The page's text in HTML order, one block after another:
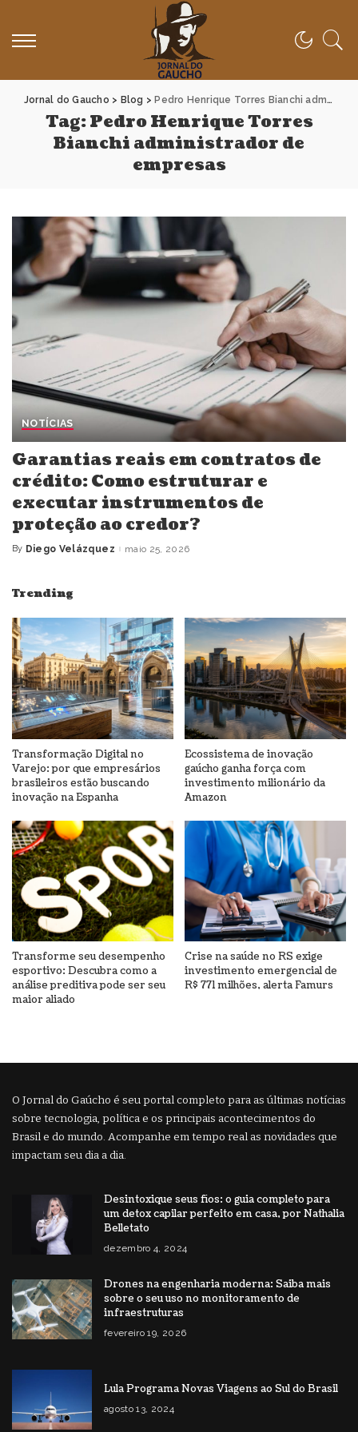
Jornal do Gaucho > Blog > Pedro Henrique Torres Bianchi administrador de empresas
Tag:Pedro Henrique Torres
Bianchi administrador de
empresas
NOTÍCIAS
Garantias reais em contratos de
crédito: Como estruturar e
executar instrumentos de
proteção ao credor?
Posted
By Diego Velázquez maio 25, 2026
Trending
Transformação Digital no
Varejo: por que empresários
brasileiros estão buscando
inovação na Espanha
Ecossistema de inovação
gaúcho ganha força com
investimento milionário da
Amazon
Transforme seu desempenho
esportivo: Descubra como a
análise preditiva pode ser seu
maior aliado
Crise na saúde no RS exige
investimento emergencial de
R$ 771 milhões, alerta Famurs
O Jornal do Gaúcho é seu portal completo para as últimas notícias
sobre tecnologia, política e os principais acontecimentos do
Brasil e do mundo. Acompanhe em tempo real as novidades que
impactam seu dia a dia.
Desintoxique seus fios: o guia completo para
um detox capilar perfeito em casa, por Nathalia
Belletato
dezembro 4, 2024
Drones na engenharia moderna: Saiba mais
sobre o seu uso no monitoramento de
infraestruturas
fevereiro 19, 2026
Lula Programa Novas Viagens ao Sul do Brasil
agosto 13, 2024